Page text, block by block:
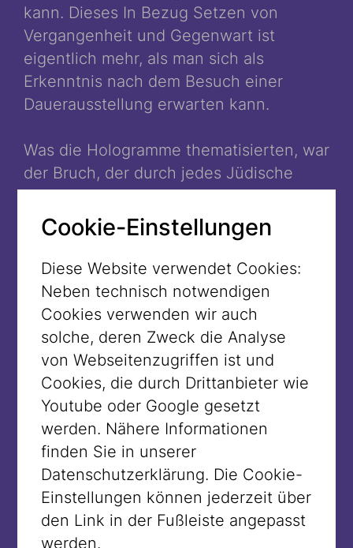
kann. Dieses In Bezug Setzen von
Vergangenheit und Gegenwart ist
eigentlich mehr, als man sich als
Erkenntnis nach dem Besuch einer
Dauerausstellung erwarten kann.
Was die Hologramme thematisierten, war
der Bruch, der durch jedes Jüdische
Museum geht: Allein die Existenz
Jüdischer Museen nach dem Zweiten
Weltkrieg ist eine Folge der Schoa, ohne
diese die meisten Objekte der
historischen Sammlung nicht im
Museum, sondern an den Orten ihres
ursprünglichen Gebrauchs, in
Synagogen, Vereinen, Haushalten
wären. In den meisten historischen
Objekten ist damit die Schoa
eingeschrieben – und sie erzählen damit
auch eine Dimension der Verfolgungs-
und Vernichtungsgeschichte. Als die
Objekte hergestellt wurden oder noch im
Gebrauch waren, konnten dies ihre
Besitzer:innen natürlich nicht wissen.
Cookie-Einstellungen
Diese Website verwendet Cookies:
Neben technisch notwendigen
Cookies verwenden wir auch
solche, deren Zweck die Analyse
von Webseitenzugriffen ist und
Cookies, die durch Drittanbieter wie
Youtube oder Google gesetzt
werden. Nähere Informationen
finden Sie in unserer
Datenschutzerklärung. Die Cookie-
Einstellungen können jederzeit über
den Link in der Fußleiste angepasst
werden.